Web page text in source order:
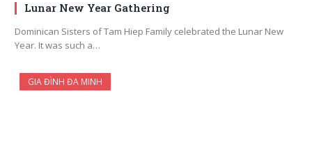
Lunar New Year Gathering
Dominican Sisters of Tam Hiep Family celebrated the Lunar New
Year. It was such a…
GIA ĐÌNH ĐA MINH